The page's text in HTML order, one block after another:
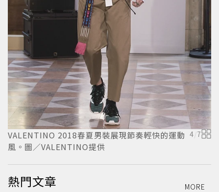
VALENTINO 2018春夏男裝展現節奏輕快的運動
風。圖／VALENTINO提供
4/7
熱門文章 MORE